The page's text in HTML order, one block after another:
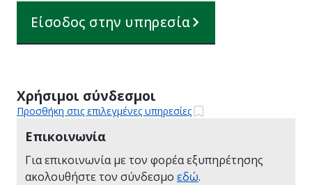
Είσοδος στην υπηρεσία
Χρήσιμοι σύνδεσμοι
Προσθήκη στις επιλεγμένες υπηρεσίες
Επικοινωνία
Για επικοινωνία με τον φορέα εξυπηρέτησης
ακολουθήστε τον σύνδεσμο εδώ.